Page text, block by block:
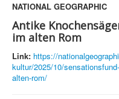
NATIONAL GEOGRAPHIC
Antike
im alten Rom
Link: https://
kultur/2025/10/
alten-rom/